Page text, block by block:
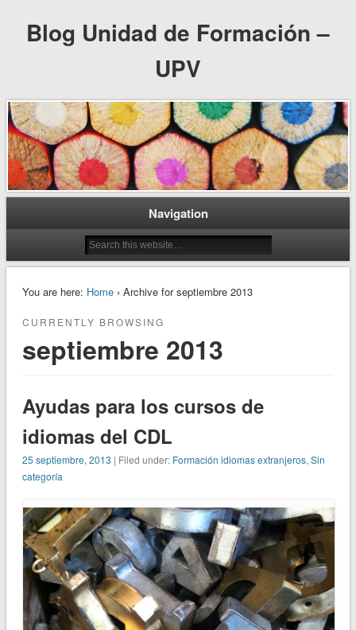
Blog Unidad de Formación –
UPV
Navigation
You are here: Home› Archive for septiembre 2013
CURRENTLY BROWSING
septiembre 2013
Ayudas para los cursos de
idiomas del CDL
25 septiembre, 2013 | Filed under: Formación idiomas extranjeros, Sin
categoría